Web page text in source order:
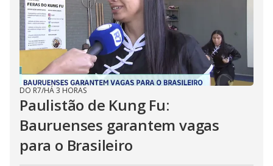
DO R7/HÁ 3 HORAS
Paulistão de Kung Fu:
Bauruenses garantem vagas
para o Brasileiro